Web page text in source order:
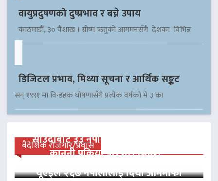
वायुप्रदुषणको दुष्प्रभाव र बच्ने उपाय
काठमाडौँ, ३० वैशाख । ग्रीष्म ऋतुको आगमनसँगै देशका विभिन्न
डिजिटल प्रभाव, मिथ्या सूचना र आर्थिक सङ्कट
सन् १९९१ मा विन्डहक घोषणासँगै प्रत्येक वर्षको मे ३ का
बैदेशिक रोजगार/प्रवास
साउदीबाट ३३ नेपाली कैदीलाई आममाफी,
कानुनी प्रक्रिया पूरा गरी स्वदेश…
यूएईले २६७ नेपालीलाई दियो आममाफी